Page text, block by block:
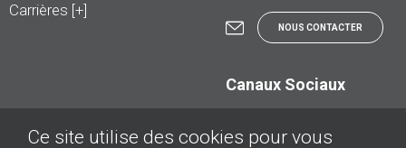
Carrières [+]
NOUS CONTACTER
Canaux Sociaux
Ce site utilise des cookies pour vous